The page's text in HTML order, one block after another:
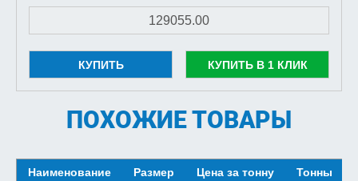
КУПИТЬ КУПИТЬ В 1 КЛИК
ПОХОЖИЕ ТОВАРЫ
Наименование Размер Цена за тонну Тонны